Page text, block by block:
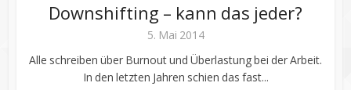
Downshifting – kann das jeder?
5. Mai 2014
Alle schreiben über Burnout und Überlastung bei der Arbeit.
In den letzten Jahren schien das fast...